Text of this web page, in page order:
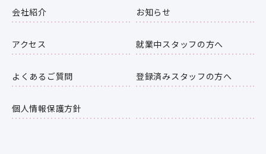
会社紹介
アクセス
よくあるご質問
個人情報保護方針
お知らせ
就業中スタッフの方へ
登録済みスタッフの方へ